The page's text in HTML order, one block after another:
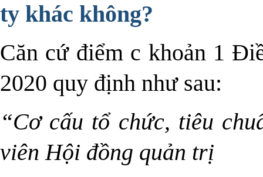
ty khác không?
Căn cứ điểm c khoản 1
2020 quy định như sau:
“Cơ cấu tổ chức, tiêu
viên Hội đồng quản trị